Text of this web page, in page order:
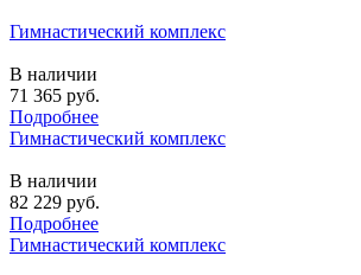
Гимнастический комплекс
В наличии
71 365 руб.
Подробнее
Гимнастический комплекс
В наличии
82 229 руб.
Подробнее
Гимнастический комплекс